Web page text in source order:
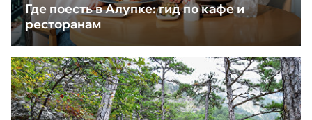
Где поесть в Алупке: гид по кафе и
ресторанам